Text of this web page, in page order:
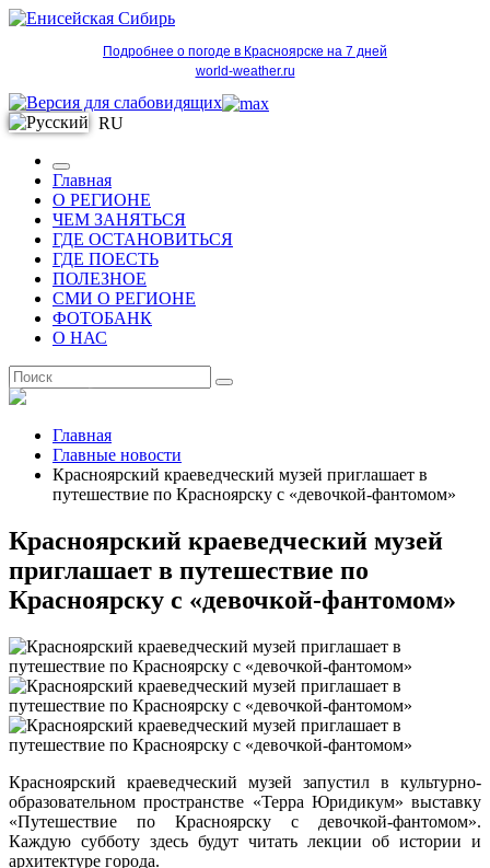
Подробнее о погоде в Красноярске на 7 дней
world-weather.ru
RU
Главная
О РЕГИОНЕ
ЧЕМ ЗАНЯТЬСЯ
ГДЕ ОСТАНОВИТЬСЯ
ГДЕ ПОЕСТЬ
ПОЛЕЗНОЕ
СМИ О РЕГИОНЕ
ФОТОБАНК
О НАС
Главная
Главные новости
Красноярский краеведческий музей приглашает в
путешествие по Красноярску с «девочкой-фантомом»
Красноярский краеведческий музей
приглашает в путешествие по
Красноярску с «девочкой-фантомом»
Красноярский краеведческий музей запустил в культурно-
образовательном пространстве «Терра Юридикум» выставку
«Путешествие по Красноярску с девочкой-фантомом».
Каждую субботу здесь будут читать лекции об истории и
архитектуре города.